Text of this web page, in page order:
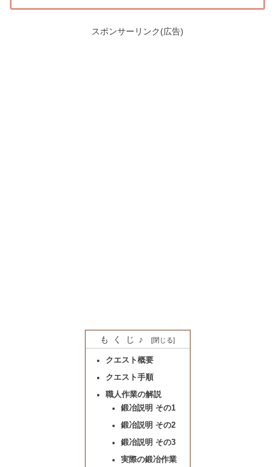
スポンサーリンク(広告)
もくじ♪
クエスト概要
クエスト手順
職人作業の解説
鍛冶説明 その1
鍛冶説明 その2
鍛冶説明 その3
実際の鍛冶作業